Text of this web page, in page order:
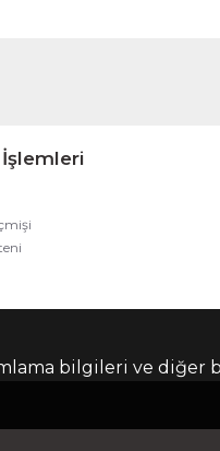
bilgileri ve diğer